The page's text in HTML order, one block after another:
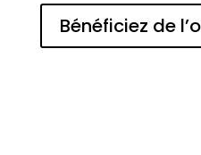
Bénéficiez de